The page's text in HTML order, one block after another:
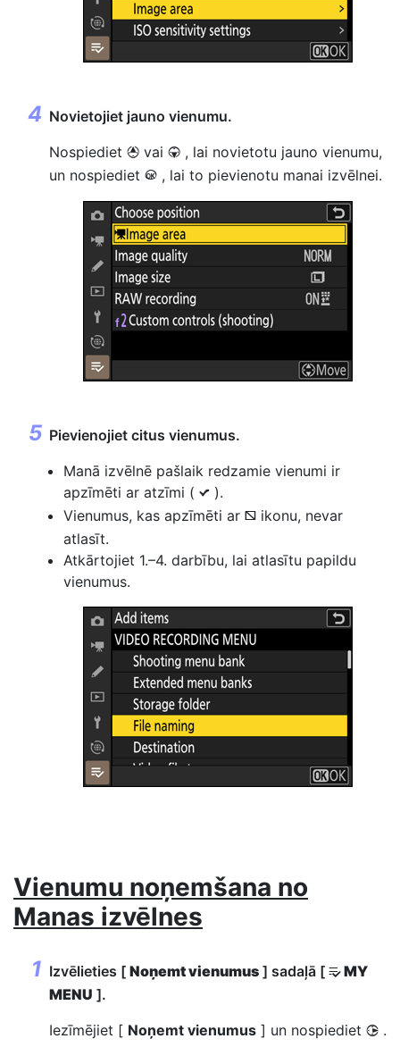
Novietojiet jauno vienumu.
Nospiediet 1 vai 3 , lai novietotu jauno vienumu,
un nospiediet J , lai to pievienotu manai izvēlnei.
Pievienojiet citus vienumus.
Manā izvēlnē pašlaik redzamie vienumi ir
apzīmēti ar atzīmi ( L ).
Vienumus, kas apzīmēti ar V ikonu, nevar
atlasīt.
Atkārtojiet 1.–4. darbību, lai atlasītu papildu
vienumus.
Vienumu noņemšana no
Manas izvēlnes
Izvēlieties [ Noņemt vienumus ] sadaļā [ OMY
MENU ].
Iezīmējiet [ Noņemt vienumus ] un nospiediet 2 .